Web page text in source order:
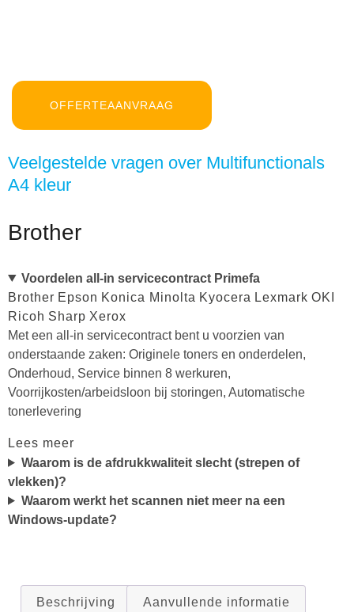
OFFERTEAANVRAAG
Veelgestelde vragen over Multifunctionals
A4 kleur
Brother
Voordelen all-in servicecontract Primefa
Brother Epson Konica Minolta Kyocera Lexmark OKI
Ricoh Sharp Xerox
Met een all-in servicecontract bent u voorzien van
onderstaande zaken: Originele toners en onderdelen,
Onderhoud, Service binnen 8 werkuren,
Voorrijkosten/arbeidsloon bij storingen, Automatische
tonerlevering
Lees meer
Waarom is de afdrukkwaliteit slecht (strepen of
vlekken)?
Waarom werkt het scannen niet meer na een
Windows-update?
Beschrijving Aanvullende informatie